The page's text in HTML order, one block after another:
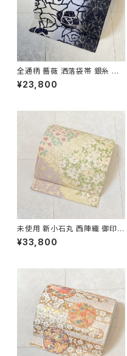
全通柄 薔薇 洒落袋帯 銀糸 長
尺 正絹 白 黒 青紫 659
¥23,800
未使用 新小石丸 西陣織 御印華
唐織 花柄 袋帯 正絹 金糸 白 ク
リーム ピンク 紫 576
¥33,800